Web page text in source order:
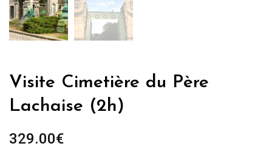
Visite Cimetière du Père
Lachaise (2h)
329.00€